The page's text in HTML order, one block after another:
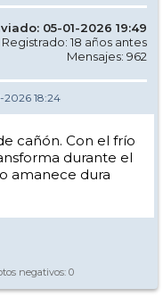
05-01-2026 19:49
Registrado: 18 años antes
Mensajes: 962
2026 18:24
cañón. Con el frío
durante el
amanece dura
negativos: 0